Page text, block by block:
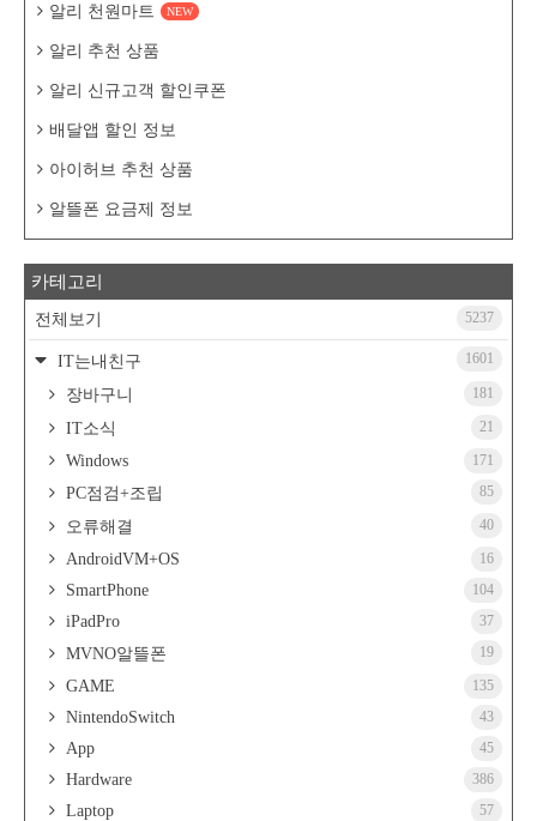
알리 천원마트 NEW
알리 추천 상품
알리 신규고객 할인쿠폰
배달앱 할인 정보
아이허브 추천 상품
알뜰폰 요금제 정보
카테고리
전체보기 5237
IT는내친구 1601
장바구니 181
IT소식 21
Windows 171
PC점검+조립 85
오류해결 40
AndroidVM+OS 16
SmartPhone 104
iPadPro 37
MVNO알뜰폰 19
GAME 135
NintendoSwitch 43
App 45
Hardware 386
Laptop 57